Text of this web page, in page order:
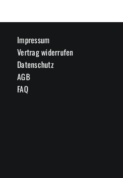
Impressum
Vertrag widerrufen
Datenschutz
AGB
FAQ